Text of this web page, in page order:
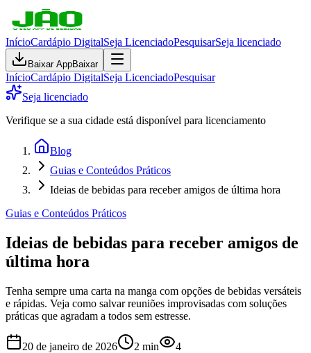
InícioCardápio DigitalSeja LicenciadoPesquisarSeja licenciado
Baixar AppBaixar
InícioCardápio DigitalSeja LicenciadoPesquisar
Seja licenciado
Verifique se a sua cidade está disponível para licenciamento
Blog
Guias e Conteúdos Práticos
Ideias de bebidas para receber amigos de última hora
Guias e Conteúdos Práticos
Ideias de bebidas para receber amigos de
última hora
Tenha sempre uma carta na manga com opções de bebidas versáteis
e rápidas. Veja como salvar reuniões improvisadas com soluções
práticas que agradam a todos sem estresse.
20 de janeiro de 2026 2 min 4